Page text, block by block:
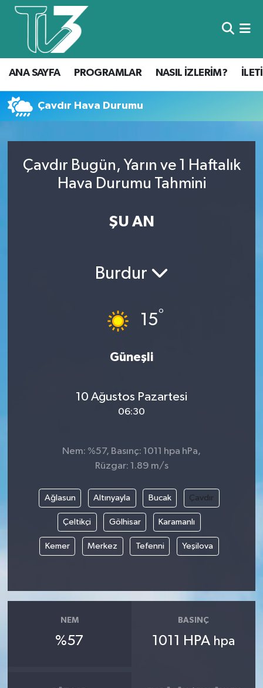
ANA SAYFA PROGRAMLAR NASIL İZLERİM?
Çavdır Hava Durumu
Çavdır Bugün, Yarın ve 1 Haftalık
Hava Durumu Tahmini
ŞU AN
Burdur
15°
Güneşli
10 Ağustos Pazartesi
06:30
Nem: %57, Basınç: 1011 hpa hPa,
Rüzgar: 1.89 m/s
Ağlasun Altınyayla Bucak Çavdır
Çeltikçi Gölhisar Karamanlı
Kemer Merkez Tefenni Yeşilova
NEM
%57
BASINÇ
1011 HPA hpa
Foto Galeri
Canlı Yayın
ANA SAYFA
PROGRAMLAR
NASIL İZLERİM?
KÜNYE